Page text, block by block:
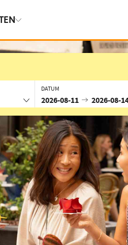
DATUM
2026-08-11 2026-08-